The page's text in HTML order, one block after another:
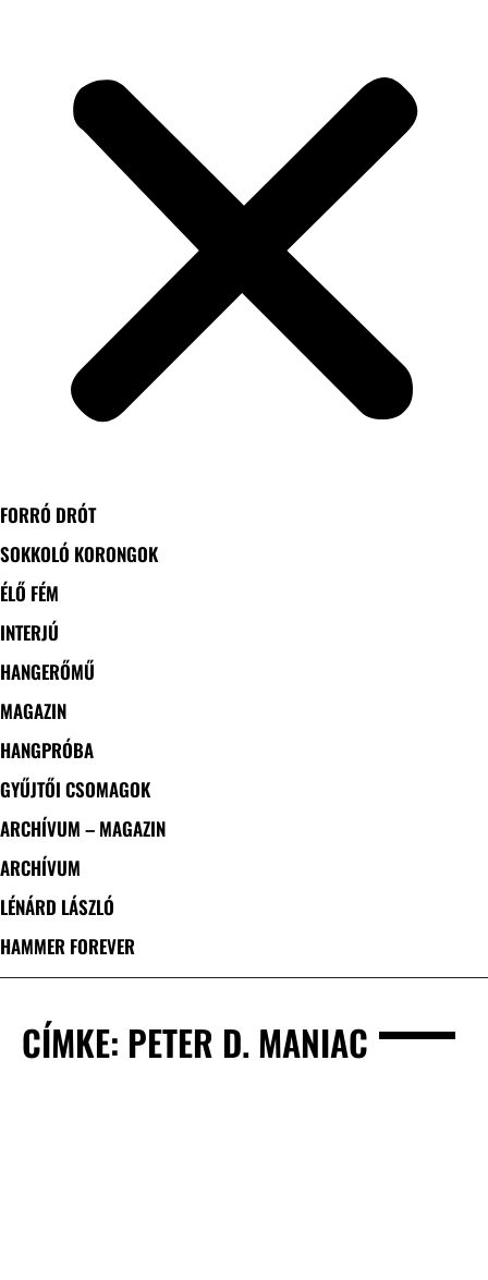
FORRÓ DRÓT
SOKKOLÓ KORONGOK
ÉLŐ FÉM
INTERJÚ
HANGERŐMŰ
MAGAZIN
HANGPRÓBA
GYŰJTŐI CSOMAGOK
ARCHÍVUM – MAGAZIN
ARCHÍVUM
LÉNÁRD LÁSZLÓ
HAMMER FOREVER
CÍMKE: PETER D. MANIAC